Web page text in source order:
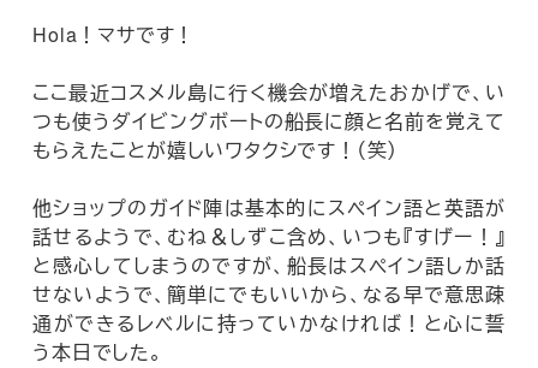
Hola！マサです！
ここ最近コスメル島に行く機会が増えたおかげで、い
つも使うダイビングボートの船長に顔と名前を覚えて
もらえたことが嬉しいワタクシです！（笑）
他ショップのガイド陣は基本的にスペイン語と英語が
話せるようで、むね＆しずこ含め、いつも『すげー！』
と感心してしまうのですが、船長はスペイン語しか話
せないようで、簡単にでもいいから、なる早で意思疎
通ができるレベルに持っていかなければ！と心に誓
う本日でした。